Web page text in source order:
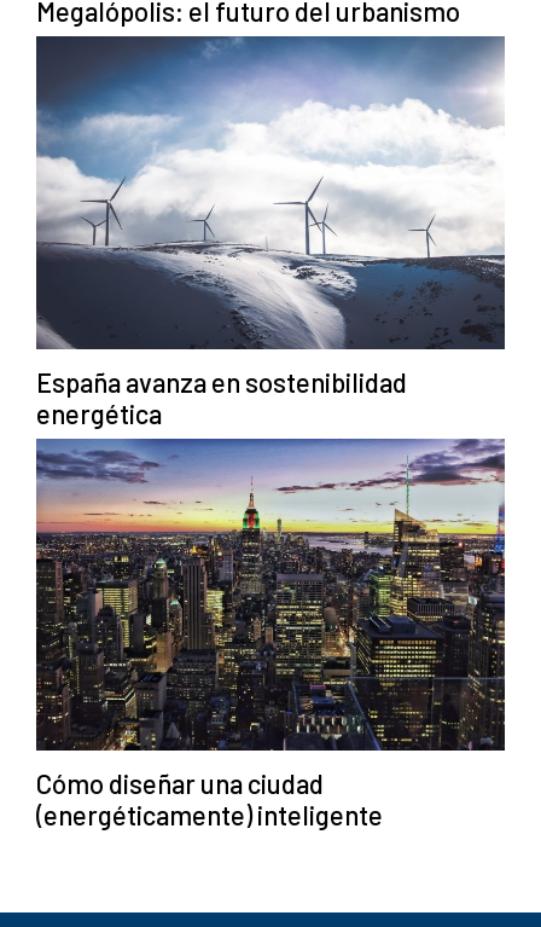
Megalópolis: el futuro del urbanismo
España avanza en sostenibilidad
energética
Cómo diseñar una ciudad
(energéticamente) inteligente